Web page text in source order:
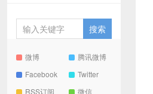
微博
腾讯微博
Facebook
Twitter
RSS订阅
微信